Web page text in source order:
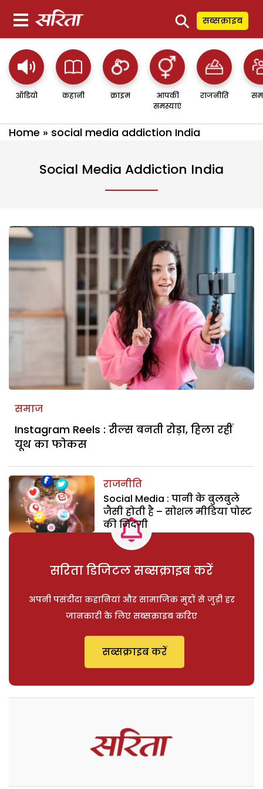
⚲ सब्सक्राइब
ऑडियो कहानी क्राइम
आपकी
समस्याएं
राजनीति
Home » social media addiction India
Social Media Addiction India
समाज
Instagram Reels : रील्स बनती रोड़ा, हिला रहीं
यूथ का फोकस
राजनीति
Social Media : पानी के बुलबुले
जैसी होती है – सोशल मीडिया पोस्ट
की जिंदगी
सरिता डिजिटल सब्सक्राइब करें
अपनी पसंदीदा कहानियां और सामाजिक मुद्दों से जुड़ी हर
जानकारी के लिए सब्सक्राइब करिए
सब्सक्राइब करें